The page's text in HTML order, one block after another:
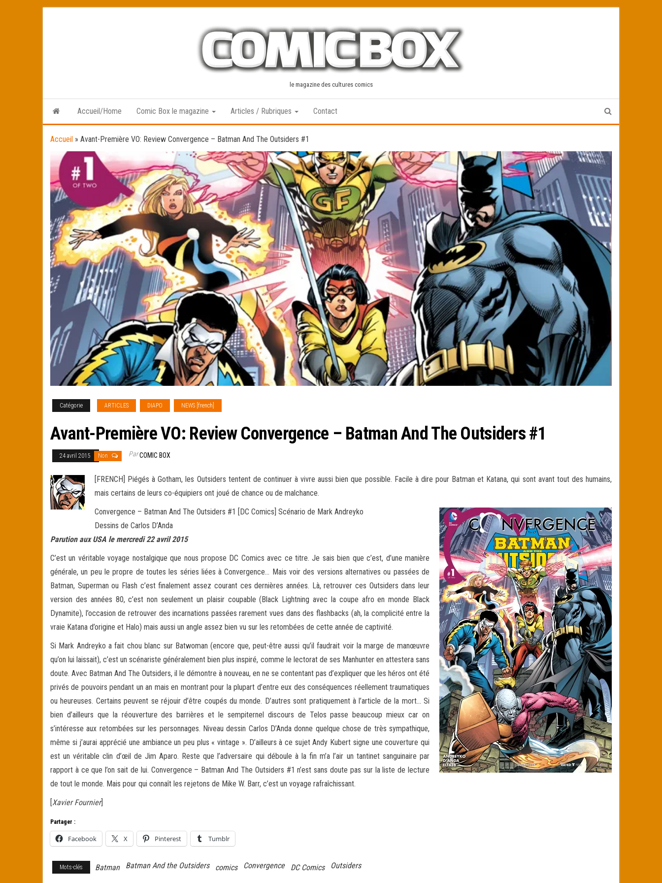
le magazine des cultures comics
Accueil/Home Comic Box le magazine Articles / Rubriques Contact
Accueil » Avant-Première VO: Review Convergence – Batman And The Outsiders #1
Catégorie ARTICLES DIAPO NEWS [french]
Avant-Première VO: Review Convergence – Batman And The Outsiders #1
24 avril 2015 Non ParCOMIC BOX
[FRENCH] Piégés à Gotham, les Outsiders tentent de continuer à vivre aussi bien que possible. Facile à dire pour Batman et Katana, qui sont avant tout des humains,
mais certains de leurs co-équipiers ont joué de chance ou de malchance.
Convergence – Batman And The Outsiders #1 [DC Comics] Scénario de Mark Andreyko
Dessins de Carlos D’Anda
Parution aux USA le mercredi 22 avril 2015
C’est un véritable voyage nostalgique que nous propose DC Comics avec ce titre. Je sais bien que c’est, d’une manière
générale, un peu le propre de toutes les séries liées à Convergence… Mais voir des versions alternatives ou passées de
Batman, Superman ou Flash c’est finalement assez courant ces dernières années. Là, retrouver ces Outsiders dans leur
version des années 80, c’est non seulement un plaisir coupable (Black Lightning avec la coupe afro en monde Black
Dynamite), l’occasion de retrouver des incarnations passées rarement vues dans des flashbacks (ah, la complicité entre la
vraie Katana d’origine et Halo) mais aussi un angle assez bien vu sur les retombées de cette année de captivité.
Si Mark Andreyko a fait chou blanc sur Batwoman (encore que, peut-être aussi qu’il faudrait voir la marge de manœuvre
qu’on lui laissait), c’est un scénariste généralement bien plus inspiré, comme le lectorat de ses Manhunter en attestera sans
doute. Avec Batman And The Outsiders, il le démontre à nouveau, en ne se contentant pas d’expliquer que les héros ont été
privés de pouvoirs pendant un an mais en montrant pour la plupart d’entre eux des conséquences réellement traumatiques
ou heureuses. Certains peuvent se réjouir d’être coupés du monde. D’autres sont pratiquement à l’article de la mort… Si
bien d’ailleurs que la réouverture des barrières et le sempiternel discours de Telos passe beaucoup mieux car on
s’intéresse aux retombées sur les personnages. Niveau dessin Carlos D’Anda donne quelque chose de très sympathique,
même si j’aurai apprécié une ambiance un peu plus « vintage ». D’ailleurs à ce sujet Andy Kubert signe une couverture qui
est un véritable clin d’œil de Jim Aparo. Reste que l’adversaire qui déboule à la fin m’a l’air un tantinet sanguinaire par
rapport à ce que l’on sait de lui. Convergence – Batman And The Outsiders #1 n’est sans doute pas sur la liste de lecture
de tout le monde. Mais pour qui connaît les rejetons de Mike W. Barr, c’est un voyage rafraîchissant.
[Xavier Fournier]
Partager :
Facebook X Pinterest Tumblr
Mots-clés Batman Batman And the Outsiders comics Convergence DC Comics Outsiders